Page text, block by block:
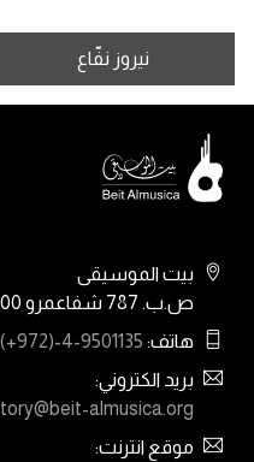
نيروز نفّاع
بيت الموسيقى
ص.ب. 787 شفاعمرو 20200
هاتف: (+972)-4-9501135
بريد الكتروني:
almusica.org
موقع انترنت: